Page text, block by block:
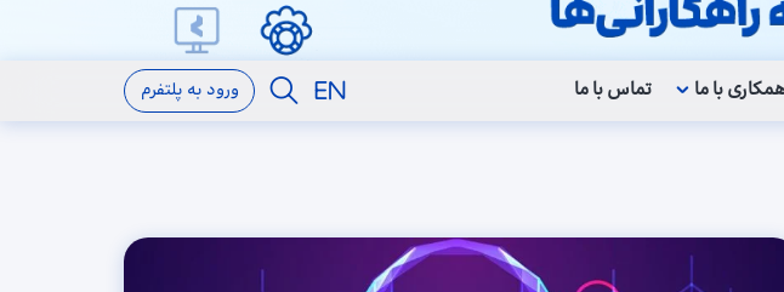
ورود به پلتفرم با ما تماس با ما